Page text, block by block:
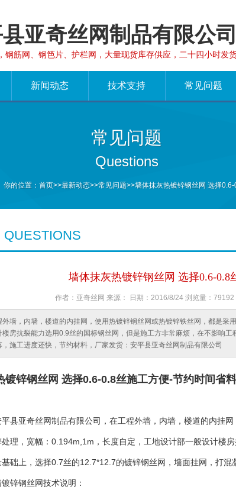
亚奇丝网制品有限公司
筋网、钢笆片、护栏网，大量现货库存供应，二十四小时发
新闻动态 技术支持 常见问题
常见问题
Questions
你的位置： 首页>>最新动态>>常见问题>>墙体抹灰热镀锌钢丝网 选择0.6-
QUESTIONS
墙体抹灰热镀锌钢丝网 选择0.6-0.8
作者：亚奇丝网 来源： 日期：2016/8/24 浏览量：
外墙，内墙，楼道的内挂网，使用热镀锌钢丝网或热镀锌铁丝网，都是
楼房抗裂能力选用0.9丝的国标钢丝网，但是施工方非常麻烦，在不影响
施工进度还快，节约材料，厂家发货：安平县亚奇丝网制品有限公司
镀锌钢丝网 选择0.6-0.8丝施工方便-节约时间省料
县亚奇丝网制品有限公司，在工程外墙，内墙，楼道的内挂
处理，宽幅：0.194m,1m，长度自定，工地设计部一般设计楼
础上，选择0.7丝的12.7*12.7的镀锌钢丝网，墙面挂网，打混
锌钢丝网技术说明：